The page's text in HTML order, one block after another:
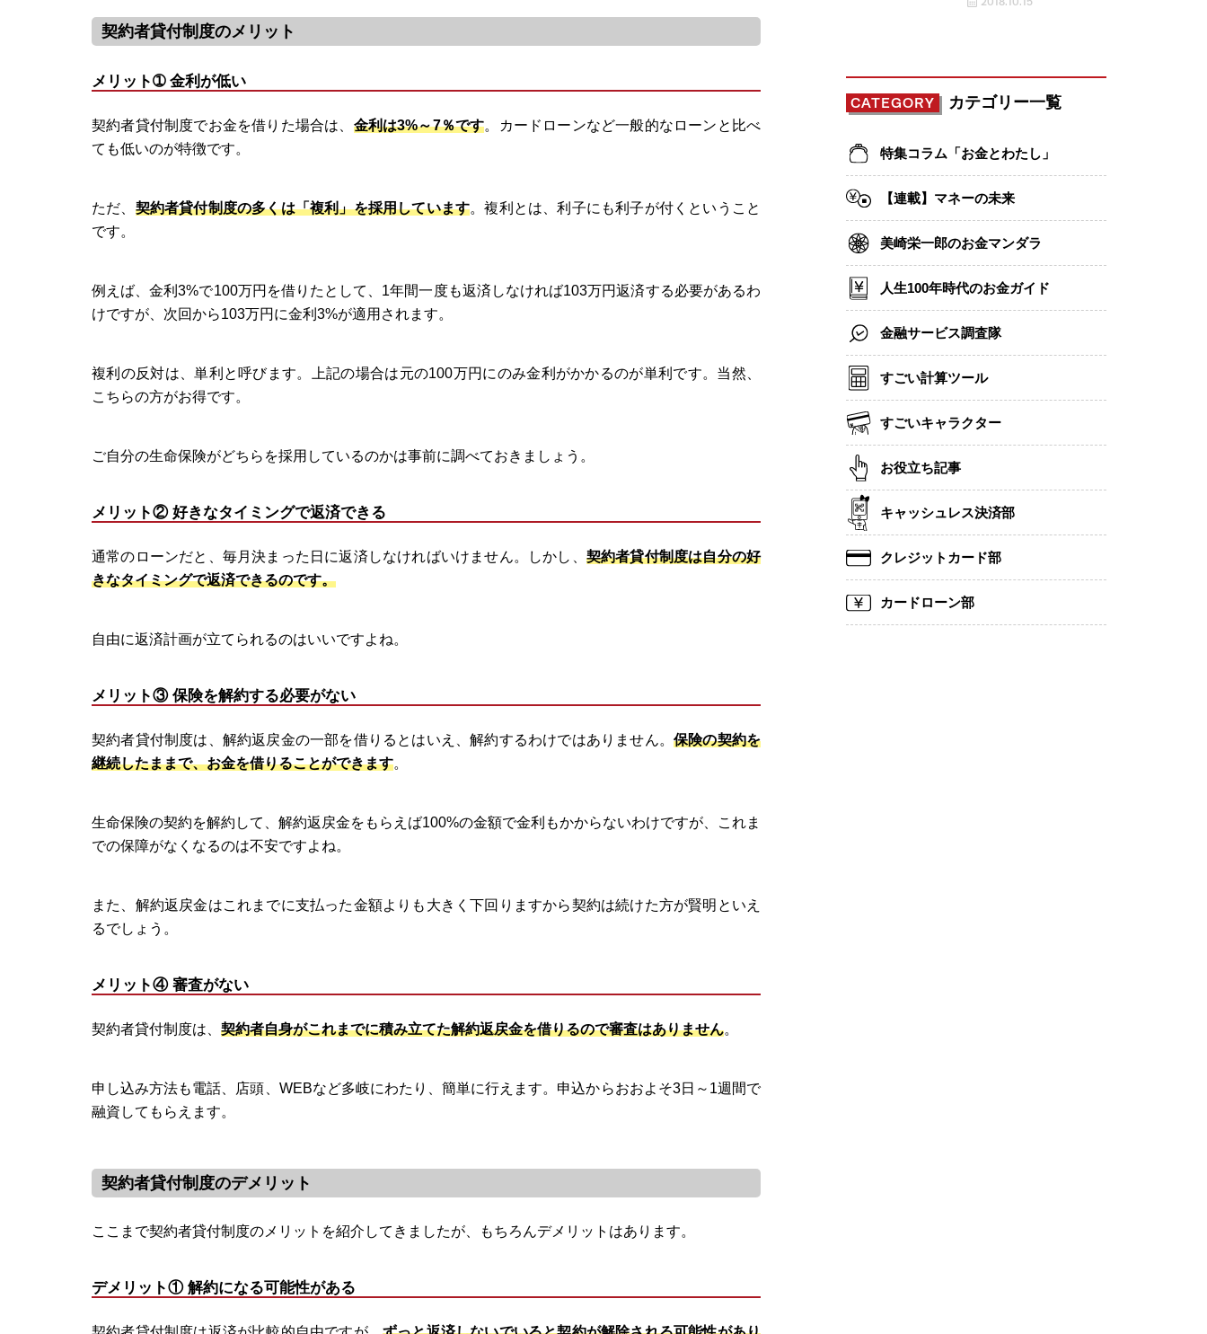
契約者貸付制度のメリット
メリット➀ 金利が低い
契約者貸付制度でお金を借りた場合は、 金利は3%～7％です。カードローンなど一般的なローンと比べ
ても低いのが特徴です。
ただ、 契約者貸付制度の多くは「複利」を採用しています。複利とは、利子にも利子が付くということ
です。
例えば、金利3%で100万円を借りたとして、1年間一度も返済しなければ103万円返済する必要があるわ
けですが、次回から103万円に金利3%が適用されます。
複利の反対は、単利と呼びます。上記の場合は元の100万円にのみ金利がかかるのが単利です。当然、
こちらの方がお得です。
ご自分の生命保険がどちらを採用しているのかは事前に調べておきましょう。
メリット② 好きなタイミングで返済できる
通常のローンだと、毎月決まった日に返済しなければいけません。しかし、 契約者貸付制度は自分の好
きなタイミングで返済できるのです。
自由に返済計画が立てられるのはいいですよね。
メリット③ 保険を解約する必要がない
契約者貸付制度は、解約返戻金の一部を借りるとはいえ、解約するわけではありません。 保険の契約を
継続したままで、お金を借りることができます。
生命保険の契約を解約して、解約返戻金をもらえば100%の金額で金利もかからないわけですが、これま
での保障がなくなるのは不安ですよね。
また、解約返戻金はこれまでに支払った金額よりも大きく下回りますから契約は続けた方が賢明といえ
るでしょう。
メリット④ 審査がない
契約者貸付制度は、 契約者自身がこれまでに積み立てた解約返戻金を借りるので審査はありません。
申し込み方法も電話、店頭、WEBなど多岐にわたり、簡単に行えます。申込からおおよそ3日～1週間で
融資してもらえます。
契約者貸付制度のデメリット
ここまで契約者貸付制度のメリットを紹介してきましたが、もちろんデメリットはあります。
デメリット① 解約になる可能性がある
CATEGORY カテゴリー一覧
特集コラム「お金とわたし」
【連載】マネーの未来
美崎栄一郎のお金マンダラ
人生100年時代のお金ガイド
金融サービス調査隊
すごい計算ツール
すごいキャラクター
お役立ち記事
キャッシュレス決済部
クレジットカード部
カードローン部